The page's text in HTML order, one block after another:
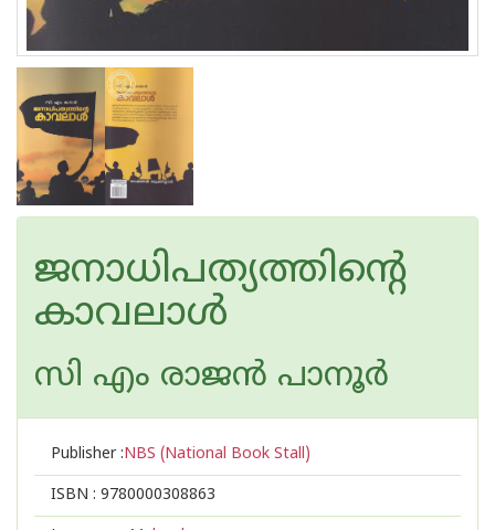
ജനാധിപത്യത്തിന്റെ
കാവലാള്‍
സി എം രാജന്‍ പാനൂര്‍
Publisher :NBS (National Book Stall)
ISBN : 9780000308863